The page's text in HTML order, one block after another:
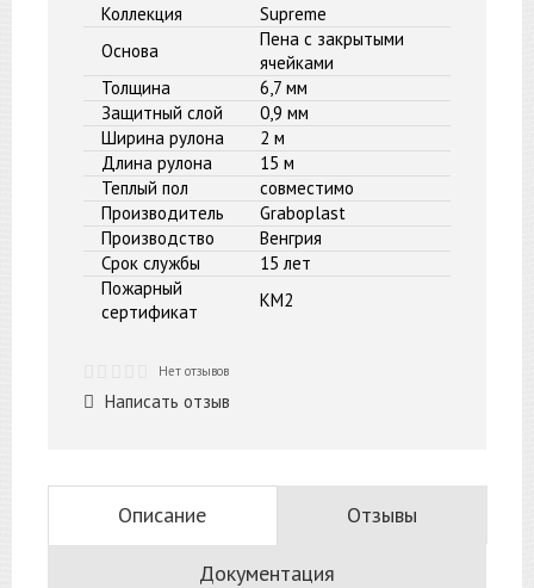
Коллекция
Supreme
Основа
Пена с закрытыми
ячейками
Толщина
6,7 мм
Защитный слой
0,9 мм
Ширина рулона
2 м
Длина рулона
15 м
Теплый пол
совместимо
Производитель
Graboplast
Производство
Венгрия
Срок службы
15 лет
Пожарный
сертификат
КМ2
Нет отзывов
Написать отзыв
Описание Отзывы
Документация